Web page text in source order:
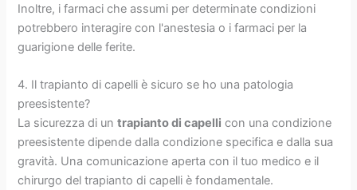
Inoltre, i farmaci che assumi per determinate condizioni
potrebbero interagire con l'anestesia o i farmaci per la
guarigione delle ferite.
4. Il trapianto di capelli è sicuro se ho una patologia
preesistente?
La sicurezza di untrapianto di capelli con una condizione
preesistente dipende dalla condizione specifica e dalla sua
gravità. Una comunicazione aperta con il tuo medico e il
chirurgo del trapianto di capelli è fondamentale.